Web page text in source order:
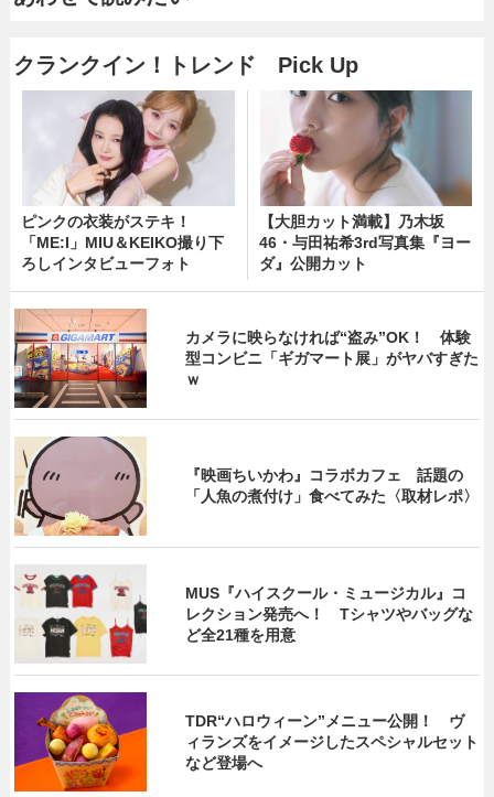
クランクイン！トレンド Pick Up
ピンクの衣装がステキ！
「ME:I」MIU＆KEIKO撮り下
ろしインタビューフォト
【大胆カット満載】乃木坂
46・与田祐希3rd写真集『ヨー
ダ』公開カット
カメラに映らなければ“盗み”OK！ 体験
型コンビニ「ギガマート展」がヤバすぎた
ｗ
『映画ちいかわ』コラボカフェ 話題の
「人魚の煮付け」食べてみた〈取材レポ〉
MUS『ハイスクール・ミュージカル』コ
レクション発売へ！ Tシャツやバッグな
ど全21種を用意
TDR“ハロウィーン”メニュー公開！ ヴ
ィランズをイメージしたスペシャルセット
など登場へ